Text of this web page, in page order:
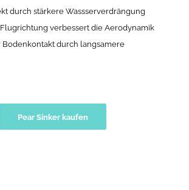
durch stärkere Wassserverdrängung
verbessert die Aerodynamik
Bodenkontakt durch langsamere
Pear Sinker kaufen